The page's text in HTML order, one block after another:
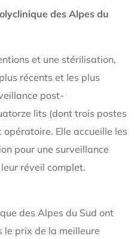
des Alpes du
et une stérilisation,
récents et les plus
post-
lits (dont trois postes
Elle accueille les
pour une surveillance
réveil complet.
des Alpes du Sud ont
le prix de la meilleure